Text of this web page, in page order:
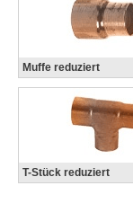
Muffe reduziert
T-Stück reduziert